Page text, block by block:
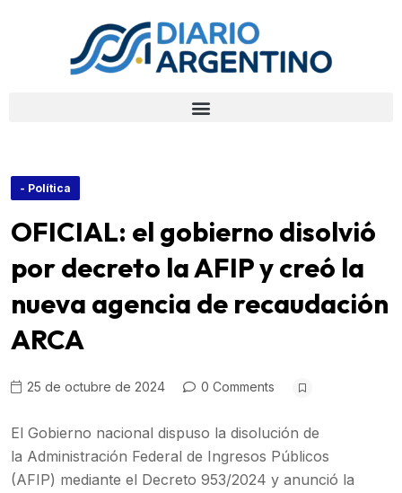
- Política
OFICIAL: el gobierno disolvió
por decreto la AFIP y creó la
nueva agencia de recaudación
ARCA
25 de octubre de 2024 0 Comments
El Gobierno nacional dispuso la disolución de
la Administración Federal de Ingresos Públicos
(AFIP) mediante el Decreto 953/2024 y anunció la